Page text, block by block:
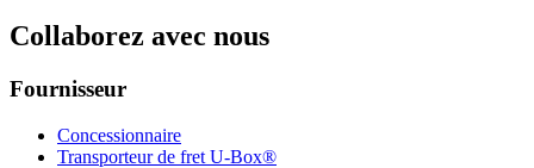
Collaborez avec nous
Fournisseur
Concessionnaire
Transporteur de fret U-Box®